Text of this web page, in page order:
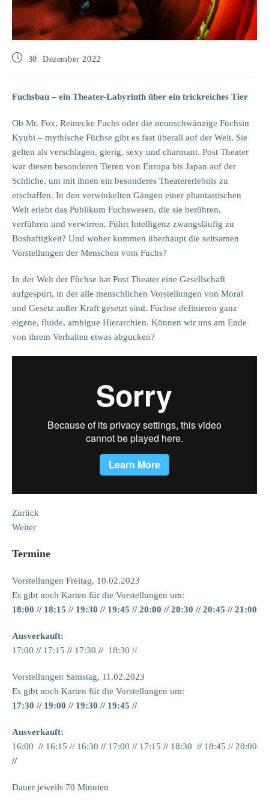
Beitrag30. Dezember 2022
Fuchsbau – ein Theater-Labyrinth über ein trickreiches Tier
Ob Mr. Fox, Reinecke Fuchs oder die neunschwänzige Füchsin
Kyubi – mythische Füchse gibt es fast überall auf der Welt. Sie
gelten als verschlagen, gierig, sexy und charmant. Post Theater
war diesen besonderen Tieren von Europa bis Japan auf der
Schliche, um mit ihnen ein besonderes Theatererlebnis zu
erschaffen. In den verwinkelten Gängen einer phantastischen
Welt erlebt das Publikum Fuchswesen, die sie berühren,
verführen und verwirren. Führt Intelligenz zwangsläufig zu
Boshaftigkeit? Und woher kommen überhaupt die seltsamen
Vorstellungen der Menschen vom Fuchs?
In der Welt der Füchse hat Post Theater eine Gesellschaft
aufgespürt, in der alle menschlichen Vorstellungen von Moral
und Gesetz außer Kraft gesetzt sind. Füchse definieren ganz
eigene, fluide, ambigue Hierarchien. Können wir uns am Ende
von ihrem Verhalten etwas abgucken?
Zurück
Weiter
Termine
Vorstellungen Freitag, 10.02.2023
Es gibt noch Karten für die Vorstellungen um:
18:00 // 18:15 // 19:30 // 19:45 // 20:00 // 20:30 // 20:45 // 21:00
Ausverkauft:
17:00 // 17:15 // 17:30 // 18:30 //
Vorstellungen Samstag, 11.02.2023
Es gibt noch Karten für die Vorstellungen um:
17:30 // 19:00 // 19:30 // 19:45 //
Ausverkauft:
16:00 // 16:15 // 16:30 // 17:00 //17:15 // 18:30 // 18:45 // 20:00
//
Dauer jeweils 70 Minuten